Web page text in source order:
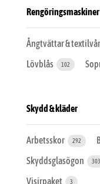
Rengöringsmaskiner
Ångtvättar &
Lövblås 102
Skydd & kläder
Arbetsskor 292
Skyddsglasögon 303
Visirpaket 3